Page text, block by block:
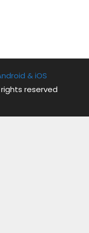
& iOS
rights reserved